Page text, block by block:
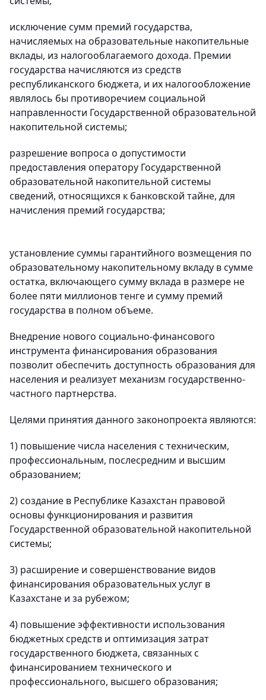
исключение сумм премий государства,
начисляемых на образовательные накопительные
вклады, из налогооблагаемого дохода. Премии
государства начисляются из средств
республиканского бюджета, и их налогообложение
являлось бы противоречием социальной
направленности Государственной образовательной
накопительной системы;
разрешение вопроса о допустимости
предоставления оператору Государственной
образовательной накопительной системы
сведений, относящихся к банковской тайне, для
начисления премий государства;
установление суммы гарантийного возмещения по
образовательному накопительному вкладу в сумме
остатка, включающего сумму вклада в размере не
более пяти миллионов тенге и сумму премий
государства в полном объеме.
Внедрение нового социально-финансового
инструмента финансирования образования
позволит обеспечить доступность образования для
населения и реализует механизм государственно-
частного партнерства.
Целями принятия данного законопроекта являются:
1) повышение числа населения с техническим,
профессиональным, послесредним и высшим
образованием;
2) создание в Республике Казахстан правовой
основы функционирования и развития
Государственной образовательной накопительной
системы;
3) расширение и совершенствование видов
финансирования образовательных услуг в
Казахстане и за рубежом;
4) повышение эффективности использования
бюджетных средств и оптимизация затрат
государственного бюджета, связанных с
финансированием технического и
профессионального, высшего образования;